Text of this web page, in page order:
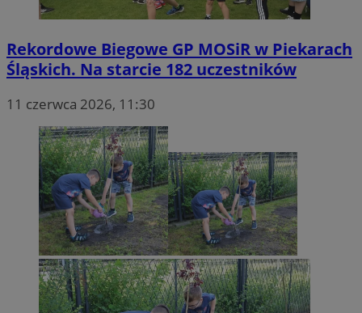
Rekordowe Biegowe GP MOSiR w Piekarach
Śląskich. Na starcie 182 uczestników
11 czerwca 2026, 11:30